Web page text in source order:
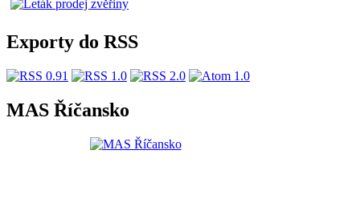
Exporty do RSS
MAS Říčansko